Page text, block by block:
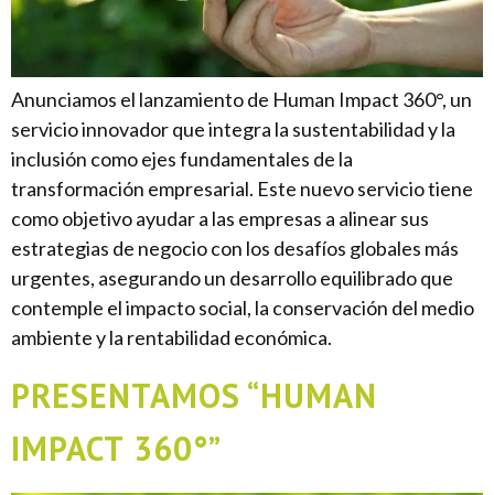
Anunciamos el lanzamiento de Human Impact 360°, un
servicio innovador que integra la sustentabilidad y la
inclusión como ejes fundamentales de la
transformación empresarial. Este nuevo servicio tiene
como objetivo ayudar a las empresas a alinear sus
estrategias de negocio con los desafíos globales más
urgentes, asegurando un desarrollo equilibrado que
contemple el impacto social, la conservación del medio
ambiente y la rentabilidad económica.
PRESENTAMOS “HUMAN
IMPACT 360°”